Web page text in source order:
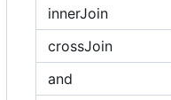
innerJoin
crossJoin
and